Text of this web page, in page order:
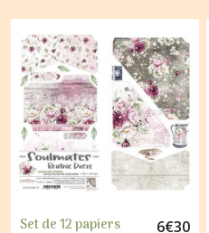
Set de 12 papiers
6€30